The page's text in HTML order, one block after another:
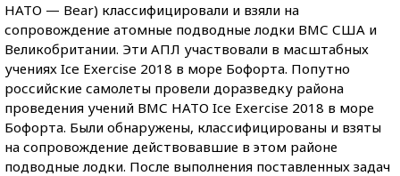
НАТО — Bear) классифицировали и взяли на
сопровождение атомные подводные лодки ВМС США и
Великобритании. Эти АПЛ участвовали в масштабных
учениях Ice Exercise 2018 в море Бофорта. Попутно
российские самолеты провели доразведку района
проведения учений ВМС НАТО Ice Exercise 2018 в море
Бофорта. Были обнаружены, классифицированы и взяты
на сопровождение действовавшие в этом районе
подводные лодки. После выполнения поставленных задач